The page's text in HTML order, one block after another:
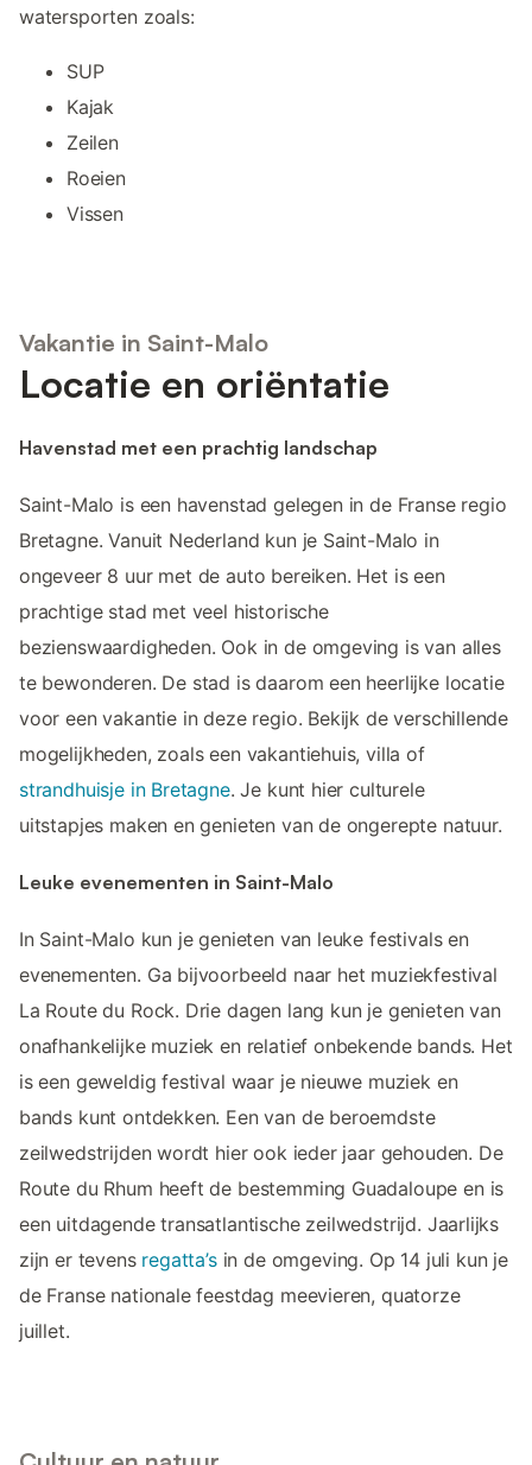
watersporten zoals:
SUP
Kajak
Zeilen
Roeien
Vissen
Vakantie in Saint-Malo
Locatie en oriëntatie
Havenstad met een prachtig landschap
Saint-Malo is een havenstad gelegen in de Franse regio
Bretagne. Vanuit Nederland kun je Saint-Malo in
ongeveer 8 uur met de auto bereiken. Het is een
prachtige stad met veel historische
bezienswaardigheden. Ook in de omgeving is van alles
te bewonderen. De stad is daarom een heerlijke locatie
voor een vakantie in deze regio. Bekijk de verschillende
mogelijkheden, zoals een vakantiehuis, villa of
strandhuisje in Bretagne. Je kunt hier culturele
uitstapjes maken en genieten van de ongerepte natuur.
Leuke evenementen in Saint-Malo
In Saint-Malo kun je genieten van leuke festivals en
evenementen. Ga bijvoorbeeld naar het muziekfestival
La Route du Rock. Drie dagen lang kun je genieten van
onafhankelijke muziek en relatief onbekende bands. Het
is een geweldig festival waar je nieuwe muziek en
bands kunt ontdekken. Een van de beroemdste
zeilwedstrijden wordt hier ook ieder jaar gehouden. De
Route du Rhum heeft de bestemming Guadaloupe en is
een uitdagende transatlantische zeilwedstrijd. Jaarlijks
zijn er tevens regatta’sin de omgeving. Op 14 juli kun je
de Franse nationale feestdag meevieren, quatorze
juillet.